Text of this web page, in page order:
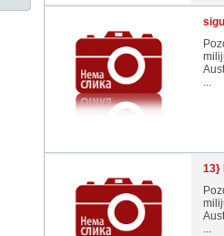
...
13}
...